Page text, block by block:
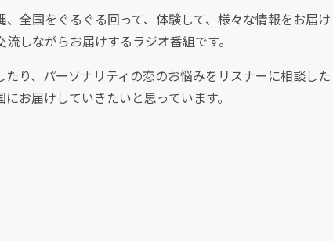
全国をぐるぐる回って、体験して、様々な情報をお届け
しながらお届けするラジオ番組です。
り、パーソナリティの恋のお悩みをリスナーに相談した
お届けしていきたいと思っています。